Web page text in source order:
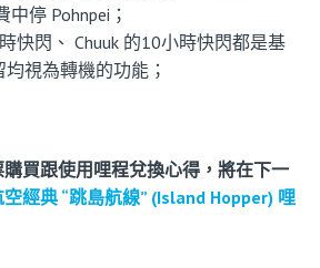
中停 Pohnpei；
快閃、 Chuuk 的10小時快閃都是基
視為轉機的功能；
買跟使用哩程兌換心得，將在下一
經典 “跳島航線” (Island Hopper) 哩